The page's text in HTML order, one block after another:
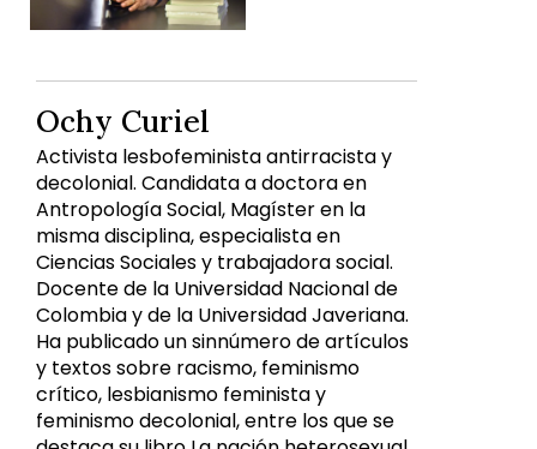
Ochy Curiel
Activista lesbofeminista antirracista y
decolonial. Candidata a doctora en
Antropología Social, Magíster en la
misma disciplina, especialista en
Ciencias Sociales y trabajadora social.
Docente de la Universidad Nacional de
Colombia y de la Universidad Javeriana.
Ha publicado un sinnúmero de artículos
y textos sobre racismo, feminismo
crítico, lesbianismo feminista y
feminismo decolonial, entre los que se